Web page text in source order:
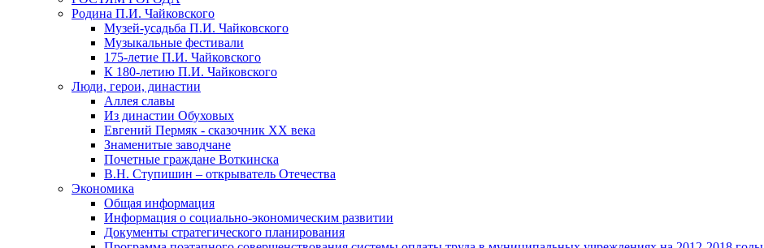
Родина П.И. Чайковского
Музей-усадьба П.И. Чайковского
Музыкальные фестивали
175-летие П.И. Чайковского
К 180-летию П.И. Чайковского
Люди, герои, династии
Аллея славы
Из династии Обуховых
Евгений Пермяк - сказочник XX века
Знаменитые заводчане
Почетные граждане Воткинска
В.Н. Ступишин – открыватель Отечества
Экономика
Общая информация
Информация о социально-экономическим развитии
Документы стратегического планирования